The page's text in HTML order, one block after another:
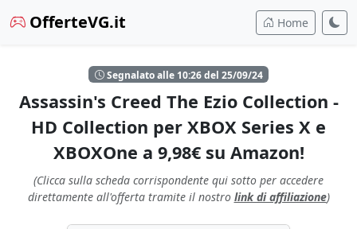
OfferteVG.it Home
Segnalato alle 10:26 del 25/09/24
Assassin's Creed The Ezio Collection -
HD Collection per XBOX Series X e
XBOXOne a 9,98€ su Amazon!
(Clicca sulla scheda corrispondente qui sotto per accedere
direttamente all'offerta tramite il nostro link di affiliazione)